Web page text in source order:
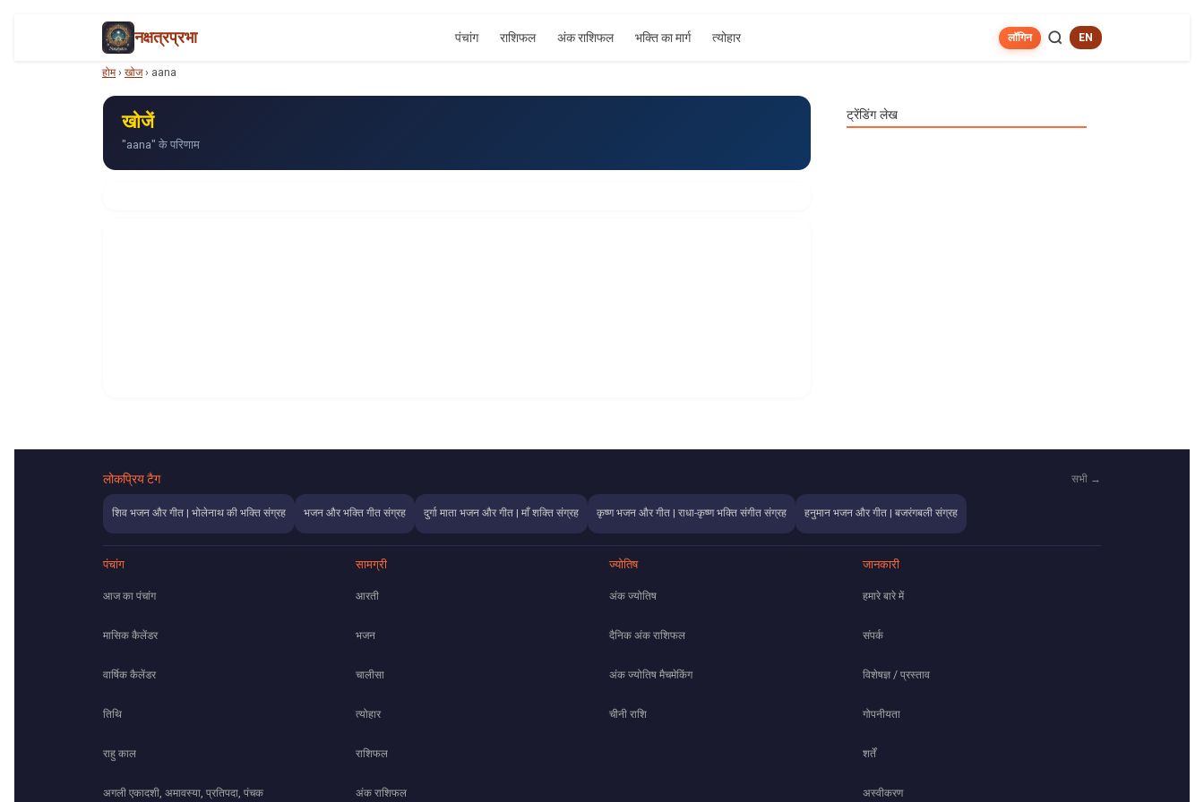
नक्षत्रप्रभा पंचांग राशिफल अंक राशिफल भक्ति का मार्ग त्योहार लॉगिन EN
होम› खोज› aana
खोजें
"aana" के परिणाम
ट्रेंडिंग लेख
लोकप्रिय टैग सभी →
शिव भजन और गीत | भोलेनाथ की भक्ति संग्रह भजन और भक्ति गीत संग्रह दुर्गा माता भजन और गीत | माँ शक्ति संग्रह कृष्ण भजन और गीत | राधा-कृष्ण भक्ति संगीत संग्रह हनुमान भजन और गीत | बजरंगबली संग्रह
पंचांग
आज का पंचांग
मासिक कैलेंडर
वार्षिक कैलेंडर
तिथि
राहु काल
अगली एकादशी, अमावस्या, प्रतिपदा, पंचक
सामग्री
आरती
भजन
चालीसा
त्योहार
राशिफल
अंक राशिफल
ज्योतिष
अंक ज्योतिष
दैनिक अंक राशिफल
अंक ज्योतिष मैचमेकिंग
चीनी राशि
जानकारी
हमारे बारे में
संपर्क
विशेषज्ञ / प्रस्ताव
गोपनीयता
शर्तें
अस्वीकरण